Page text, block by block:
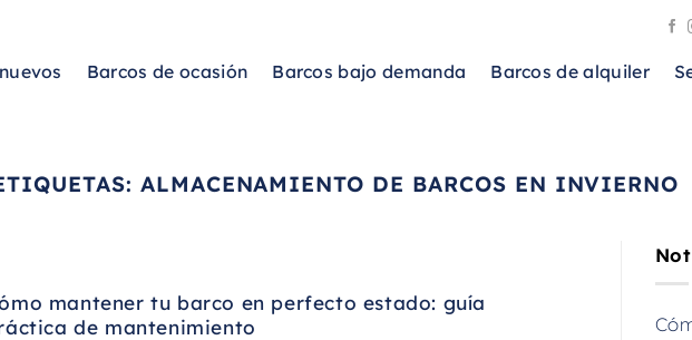
Barcos de ocasión Barcos bajo demanda Barcos de alquiler
ALMACENAMIENTO DE BARCOS EN INVIERNO
mantener tu barco en perfecto estado: guía
de mantenimiento